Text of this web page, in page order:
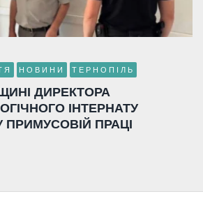
НОВИНИ ТЕРНОПІЛЬ
ДИРЕКТОРА
ІНТЕРНАТУ
ПРАЦІ